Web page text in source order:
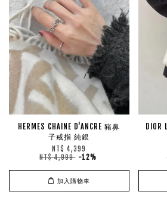
HERMES CHAINE D'ANCRE 豬鼻
子戒指 純銀
NT$ 4,399
NT$ 4,999 -12%
加入購物車
DIOR